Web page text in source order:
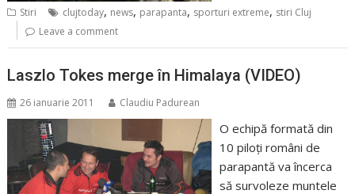
Stiri clujtoday, news, parapanta, sporturi extreme, stiri Cluj
Leave a comment
Laszlo Tokes merge în Himalaya (VIDEO)
26 ianuarie 2011 Claudiu Padurean
O echipă formată din
10 piloți români de
parapantă va încerca
să survoleze muntele